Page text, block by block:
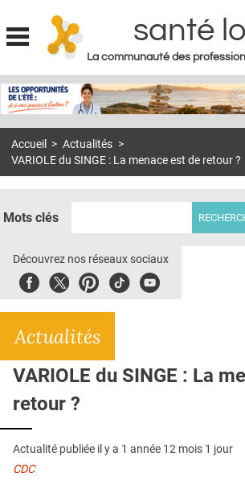
Jump to navigation
santé
La communauté des
MON COMPTE
S'ABONNER À LA REVUE SOIN À DOMICILE
DOSSIERS
E-REVUE SAD
L'APP
QUI SOMMES-NOUS ?
PUBLICITÉ
CONDITIONS GÉNÉRALES
CONTACT
Accueil > Actualités >
VARIOLE du SINGE : La menace est de retour ?
Mots clés
Découvrez nos réseaux sociaux
FacebookTwitterPinterest
TiktokYoubute
Actualités
VARIOLE du SINGE : La
retour ?
Actualité publiée il y a 1 année 12 mois 1 jour
CDC